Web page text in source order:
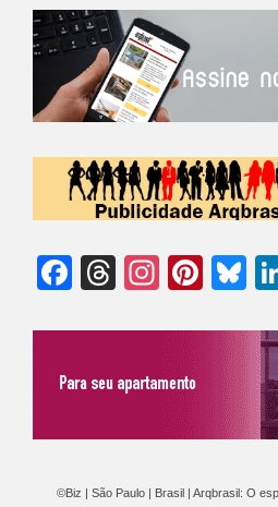
Facebook
Threads
©Biz | São Paulo | Brasil | Arqbrasil: O